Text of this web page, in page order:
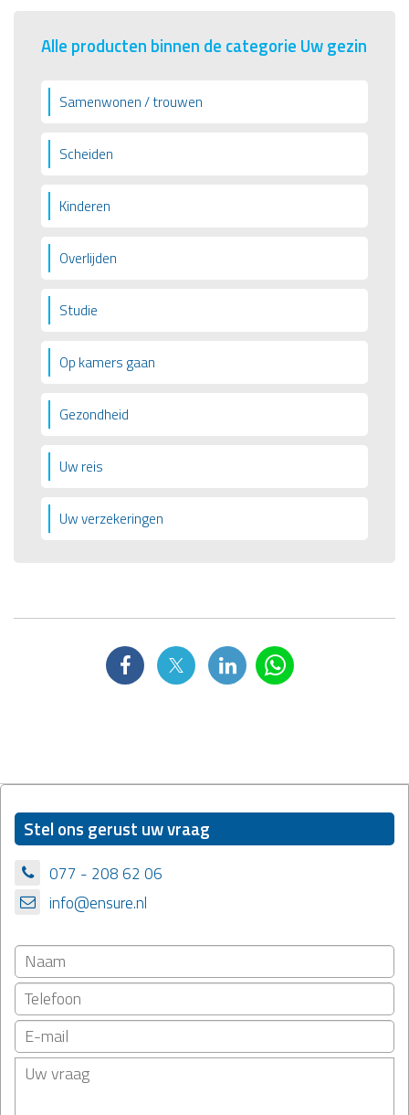
Alle producten binnen de categorie Uw gezin
Samenwonen / trouwen
Scheiden
Kinderen
Overlijden
Studie
Op kamers gaan
Gezondheid
Uw reis
Uw verzekeringen
Stel ons gerust uw vraag
077 - 208 62 06
info@ensure.nl